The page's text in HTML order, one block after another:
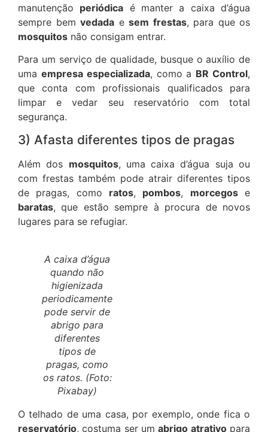
manutenção periódica é manter a caixa d’água
sempre bem vedada e sem frestas, para que os
mosquitos não consigam entrar.
Para um serviço de qualidade, busque o auxílio de
uma empresa especializada, como a BR Control,
que conta com profissionais qualificados para
limpar e vedar seu reservatório com total
segurança.
3) Afasta diferentes tipos de pragas
Além dos mosquitos, uma caixa d’água suja ou
com frestas também pode atrair diferentes tipos
de pragas, como ratos, pombos, morcegose
baratas, que estão sempre à procura de novos
lugares para se refugiar.
A caixa d’água
quando não
higienizada
periodicamente
pode servir de
abrigo para
diferentes
tipos de
pragas, como
os ratos. (Foto:
Pixabay)
O telhado de uma casa, por exemplo, onde fica o
reservatório, costuma ser umabrigo atrativopara